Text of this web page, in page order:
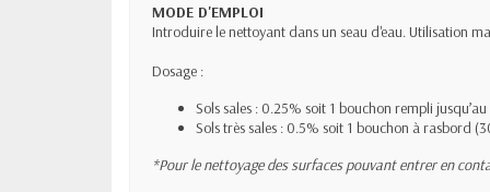
MODE D'EMPLOI
Introduire le nettoyant dans un seau d'eau. Utilisation
Dosage :
Sols sales : 0.25% soit 1 bouchon rempli
Sols très sales : 0.5% soit 1 bouchon à rasbord
*Pour le nettoyage des surfaces pouvant entrer en